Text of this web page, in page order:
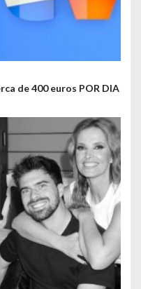
de 400 euros POR DIA